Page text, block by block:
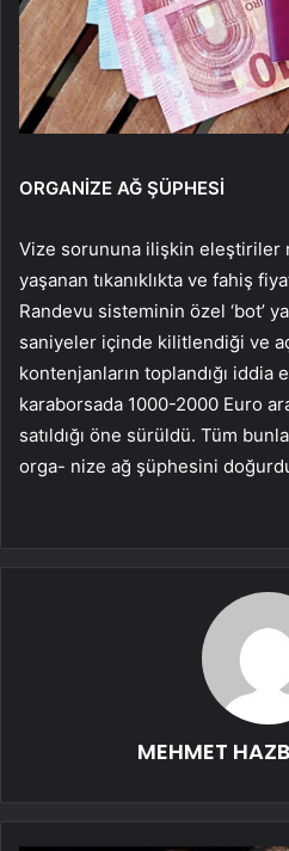
ORGANİZE AĞ ŞÜPHESİ
Vize sorununa ilişkin eleştiriler
yaşanan tıkanıklıkta ve fahiş
Randevu sisteminin özel ‘bot’
saniyeler içinde kilitlendiği ve
kontenjanların toplandığı iddia
karaborsada 1000-2000 Euro
satıldığı öne sürüldü. Tüm
orga- nize ağ şüphesini
MEHMET